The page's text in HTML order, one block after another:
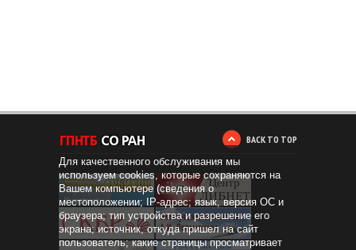
BACK TO TOP
Для качественного обслуживания мы
используем cookies, которые сохраняются на
Вашем компьютере (сведения о
местоположении; IP-адрес; язык, версия ОС и
браузера; тип устройства и разрешение его
экрана; источник, откуда пришел на сайт
пользователь; какие страницы просматривает